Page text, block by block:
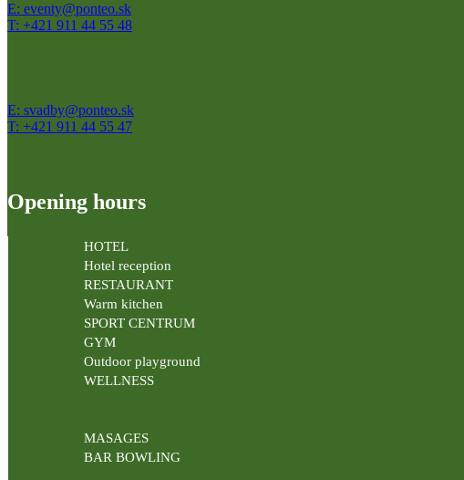
E: eventy@ponteo.sk
T: +421 911 44 55 48
E: svadby@ponteo.sk
T: +421 911 44 55 47
Opening hours
HOTEL
Hotel reception
RESTAURANT
Warm kitchen
SPORT CENTRUM
GYM
Outdoor playground
WELLNESS
MASAGES
BAR BOWLING